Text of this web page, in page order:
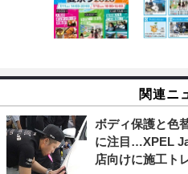
関連ニ
ボディ保護と色
に注目…XPEL
店向けに施工ト